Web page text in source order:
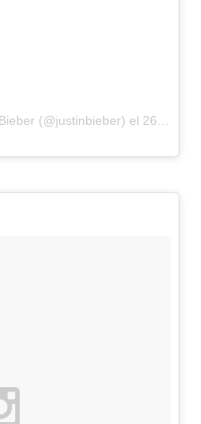
(@justinbieber) el 26 de Ene de 2016 a la(s) 3:21 PST